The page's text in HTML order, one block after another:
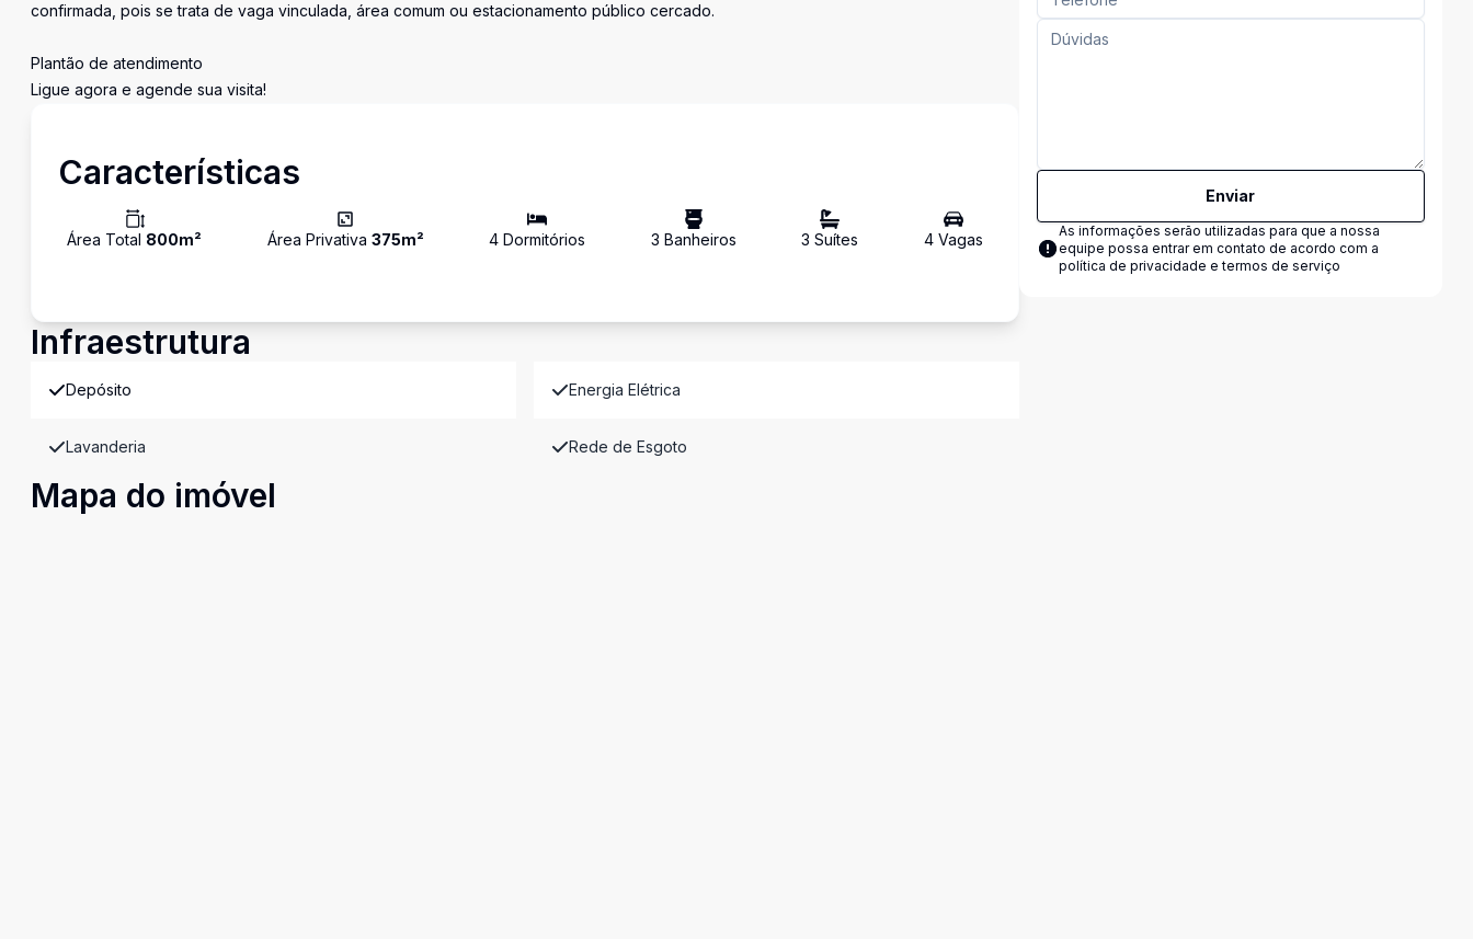
confirmada, pois se trata de vaga vinculada, área comum ou estacionamento público cercado.
Plantão de atendimento
Ligue agora e agende sua visita!
Características
Área Total 800m² Área Privativa 375m² 4 Dormitórios 3 Banheiros 3 Suítes 4Vagas
Infraestrutura
Depósito Energia Elétrica
Lavanderia Rede de Esgoto
Mapa do imóvel
Enviar
As informações serão utilizadas para que a nossa
equipe possa entrar em contato de acordo com a
política de privacidade e termos de serviço